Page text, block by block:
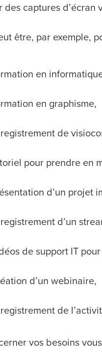
des captures d’écran
être, par exemple,
en
en graphisme,
de
pour prendre en
d’un projet
d’un
de support IT
d’un webinaire,
de
vos besoins